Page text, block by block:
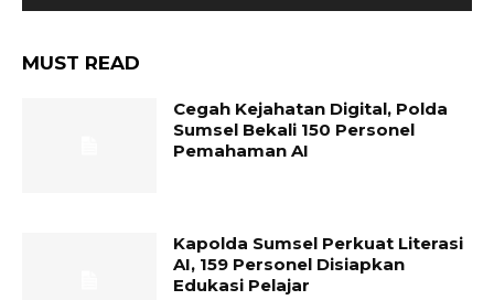
MUST READ
Cegah Kejahatan Digital, Polda
Sumsel Bekali 150 Personel
Pemahaman AI
Kapolda Sumsel Perkuat Literasi
AI, 159 Personel Disiapkan
Edukasi Pelajar